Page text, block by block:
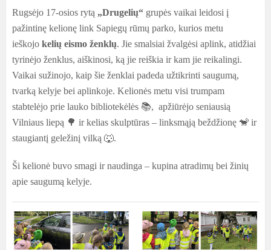
Rugsėjo 17-osios rytą „Drugelių“ grupės vaikai leidosi į
pažintinę kelionę link Sapiegų rūmų parko, kurios metu
ieškojo kelių eismo ženklų. Jie smalsiai žvalgėsi aplink, atidžiai
tyrinėjo ženklus, aiškinosi, ką jie reiškia ir kam jie reikalingi.
Vaikai sužinojo, kaip šie ženklai padeda užtikrinti saugumą,
tvarką kelyje bei aplinkoje. Kelionės metu visi trumpam
stabtelėjo prie lauko bibliotekėlės 📚, apžiūrėjo seniausią
Vilniaus liepą 🌳 ir kelias skulptūras – linksmąją beždžionę 🐒 ir
staugiantį geležinį vilką 🐺.
Ši kelionė buvo smagi ir naudinga – kupina atradimų bei žinių
apie saugumą kelyje.